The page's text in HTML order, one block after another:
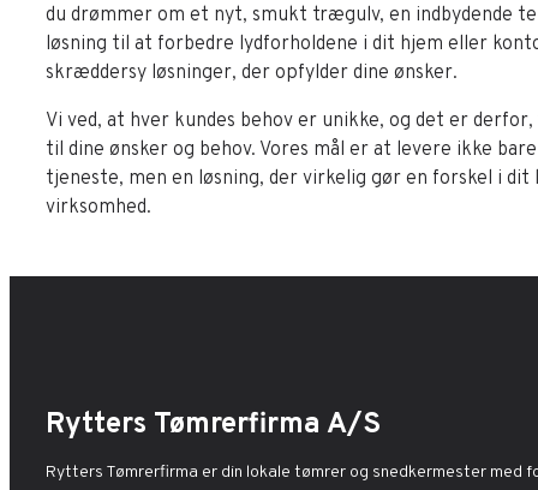
du drømmer om et nyt, smukt trægulv, en indbydende
løsning til at forbedre lydforholdene i dit hjem eller
skræddersy løsninger, der opfylder dine ønsker.
Vi ved, at hver kundes behov er unikke, og det er
til dine ønsker og behov. Vores mål er at levere ikke
tjeneste, men en løsning, der virkelig gør en forskel i dit
virksomhed.
Rytters Tømrerfirma A/S
Rytters Tømrerfirma er din lokale tømrer og snedkermester med